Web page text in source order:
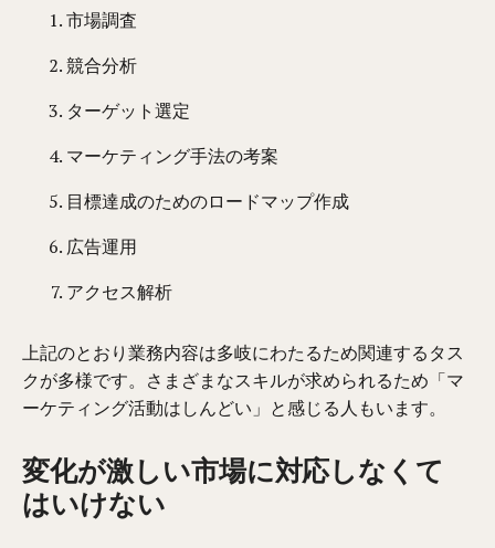
市場調査
競合分析
ターゲット選定
マーケティング手法の考案
目標達成のためのロードマップ作成
広告運用
アクセス解析
上記のとおり業務内容は多岐にわたるため関連するタス
クが多様です。さまざまなスキルが求められるため「マ
ーケティング活動はしんどい」と感じる人もいます。
変化が激しい市場に対応しなくて
はいけない